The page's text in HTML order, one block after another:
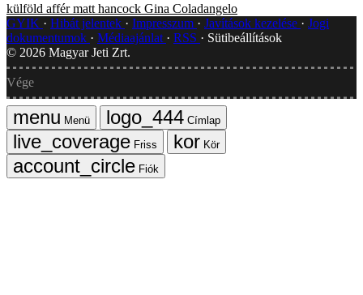
külföld affér matt hancock Gina Coladangelo
GYIK
Hibát jelentek Impresszum Javítások kezelése
Jogi
dokumentumok
Médiaajánlat RSS
Sütibeállítások
© 2026 Magyar Jeti Zrt.
Vége
Menü
Címlap
Friss
Kör
Fiók